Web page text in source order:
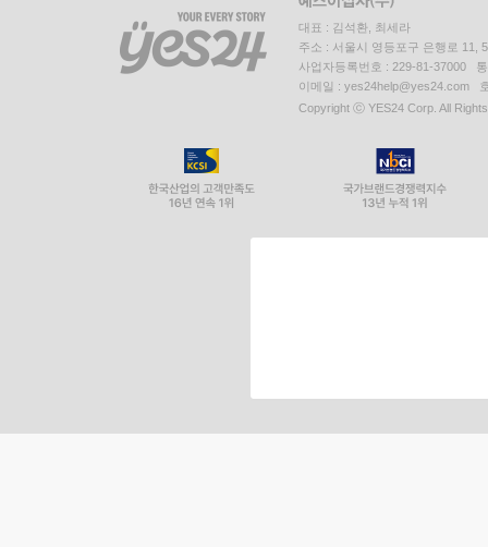
대표 : 김석환, 최세라
주소 : 서울시 영등포구 은행로 11,
사업자등록번호 : 229-81-37000
이메일 : yes24help@yes24.com
Copyright ⓒ YES24 Corp. All